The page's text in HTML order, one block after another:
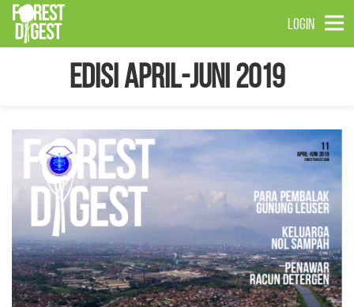
LOGIN
Edisi April-Juni 2019